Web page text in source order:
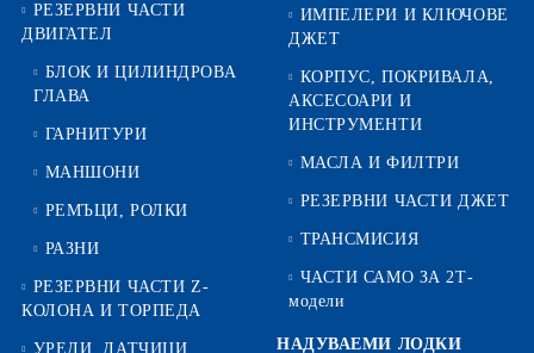
РЕЗЕРВНИ ЧАСТИ
ДВИГАТЕЛ
БЛОК И ЦИЛИНДРОВА
ГЛАВА
ГАРНИТУРИ
МАНШОНИ
РЕМЪЦИ, РОЛКИ
РАЗНИ
РЕЗЕРВНИ ЧАСТИ Z-
КОЛОНА И ТОРПЕДА
УРЕДИ, ДАТЧИЦИ
ИМПЕЛЕРИ И КЛЮЧОВЕ
ДЖЕТ
КОРПУС, ПОКРИВАЛА,
АКСЕСОАРИ И
ИНСТРУМЕНТИ
МАСЛА И ФИЛТРИ
РЕЗЕРВНИ ЧАСТИ ДЖЕТ
ТРАНСМИСИЯ
ЧАСТИ САМО ЗА 2Т-
модели
НАДУВАЕМИ ЛОДКИ